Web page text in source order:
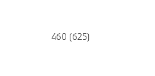
460 (625)